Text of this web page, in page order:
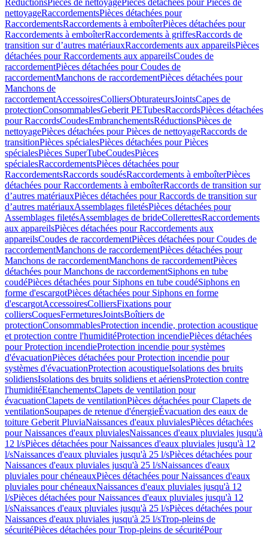
RéductionsPièces de nettoyagePièces détachées pour Pièces de
nettoyageRaccordementsPièces détachées pour
RaccordementsRaccordements à emboîterPièces détachées pour
Raccordements à emboîterRaccordements à griffesRaccords de
transition sur d’autres matériauxRaccordements aux appareilsPièces
détachées pour Raccordements aux appareilsCoudes de
raccordementPièces détachées pour Coudes de
raccordementManchons de raccordementPièces détachées pour
Manchons de
raccordementAccessoiresColliersObturateursJointsCapes de
protectionConsommablesGeberit PETubesRaccordsPièces détachées
pour RaccordsCoudesEmbranchementsRéductionsPièces de
nettoyagePièces détachées pour Pièces de nettoyageRaccords de
transitionPièces spécialesPièces détachées pour Pièces
spécialesPièces SuperTubeCoudesPièces
spécialesRaccordementsPièces détachées pour
RaccordementsRaccords soudésRaccordements à emboîterPièces
détachées pour Raccordements à emboîterRaccords de transition sur
d’autres matériauxPièces détachées pour Raccords de transition sur
d’autres matériauxAssemblages filetésPièces détachées pour
Assemblages filetésAssemblages de brideCollerettesRaccordements
aux appareilsPièces détachées pour Raccordements aux
appareilsCoudes de raccordementPièces détachées pour Coudes de
raccordementManchons de raccordementPièces détachées pour
Manchons de raccordementManchons de raccordementPièces
détachées pour Manchons de raccordementSiphons en tube
coudéPièces détachées pour Siphons en tube coudéSiphons en
forme d'escargotPièces détachées pour Siphons en forme
d'escargotAccessoiresColliersFixations pour
colliersCoquesFermeturesJointsBoîtiers de
protectionConsommablesProtection incendie, protection acoustique
et protection contre l'humiditéProtection incendiePièces détachées
pour Protection incendieProtection incendie pour systèmes
d'évacuationPièces détachées pour Protection incendie pour
systèmes d'évacuationProtection acoustiqueIsolations des bruits
solidiensIsolations des bruits solidiens et aériensProtection contre
l'humiditéEtanchementsClapets de ventilation pour
évacuationClapets de ventilationPièces détachées pour Clapets de
ventilationSoupapes de retenue d'énergieÉvacuation des eaux de
toiture Geberit PluviaNaissances d'eaux pluvialesPièces détachées
pour Naissances d'eaux pluvialesNaissances d'eaux pluviales jusqu'à
12 l/sPièces détachées pour Naissances d'eaux pluviales jusqu'à 12
l/sNaissances d'eaux pluviales jusqu'à 25 l/sPièces détachées pour
Naissances d'eaux pluviales jusqu'à 25 l/sNaissances d'eaux
pluviales pour chéneauxPièces détachées pour Naissances d'eaux
pluviales pour chéneauxNaissances d'eaux pluviales jusqu'à 12
l/sPièces détachées pour Naissances d'eaux pluviales jusqu'à 12
l/sNaissances d'eaux pluviales jusqu'à 25 l/sPièces détachées pour
Naissances d'eaux pluviales jusqu'à 25 l/sTrop-pleins de
sécuritéPièces détachées pour Trop-pleins de sécuritéPour